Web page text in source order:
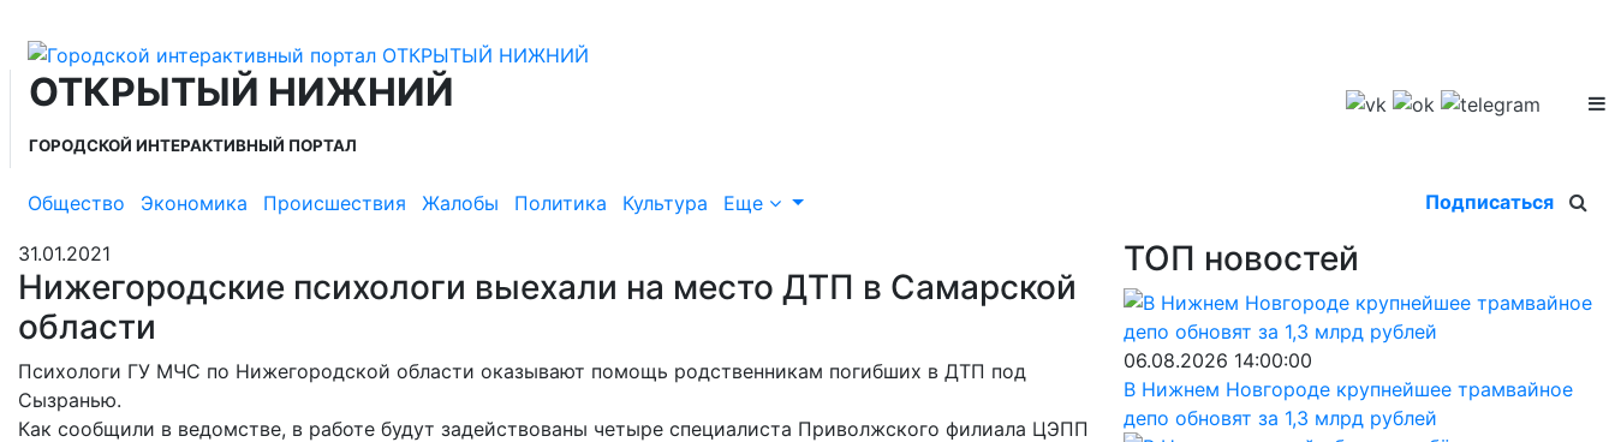
ОТКРЫТЫЙ НИЖНИЙ
ГОРОДСКОЙ ИНТЕРАКТИВНЫЙ ПОРТАЛ
Общество Экономика Происшествия Жалобы Политика Культура Еще Подписаться
31.01.2021
Нижегородские психологи выехали на место ДТП в Самарской
области
Психологи ГУ МЧС по Нижегородской области оказывают помощь родственникам погибших в ДТП под
Сызранью.
Как сообщили в ведомстве, в работе будут задействованы четыре специалиста Приволжского филиала ЦЭПП
ТОП новостей
06.08.2026 14:00:00
В Нижнем Новгороде крупнейшее трамвайное
депо обновят за 1,3 млрд рублей